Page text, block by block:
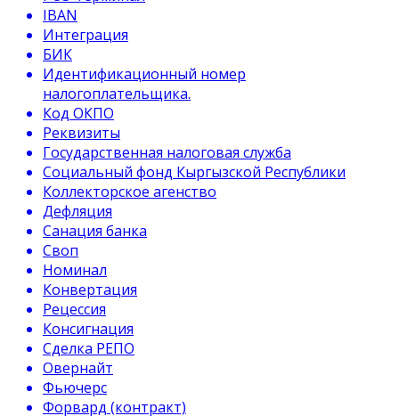
IBAN
Интеграция
БИК
Идентификационный номер
налогоплательщика.
Код ОКПО
Реквизиты
Государственная налоговая служба
Социальный фонд Кыргызской Республики
Коллекторское агенство
Дефляция
Санация банка
Своп
Номинал
Конвертация
Рецессия
Консигнация
Сделка РЕПО
Овернайт
Фьючерс
Форвард (контракт)